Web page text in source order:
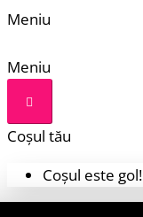
Meniu
Meniu
Coșul tău
Coșul este gol!